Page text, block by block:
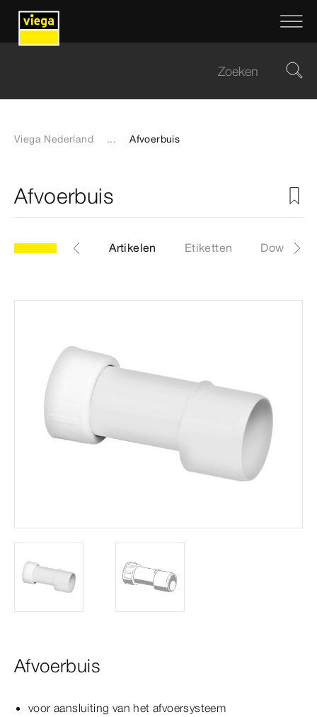
Viega Nederland ... Afvoerbuis
Afvoerbuis
model 4981.86 Artikelen Etiketten
Afvoerbuis
voor aansluiting van het afvoersysteem